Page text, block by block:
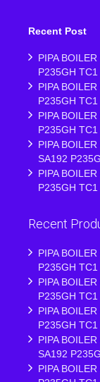
Recent Post
PIPA
P235GH TC1
PIPA
P235GH TC1
PIPA
P235GH TC1
PIPA
SA192
PIPA
P235GH TC1
Recent
PIPA
P235GH TC1
PIPA
P235GH TC1
PIPA
P235GH TC1
PIPA
SA192
PIPA